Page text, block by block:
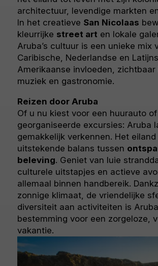
architectuur, levendige markten
In het creatieve San Nicolaas
kleurrijke street art en lokale
Aruba’s cultuur is een unieke mix
Caribische, Nederlandse en
Amerikaanse invloeden, zichtbaar
muziek en gastronomie.
Reizen door Aruba
Of u nu kiest voor een huurauto of
georganiseerde excursies: Aruba
gemakkelijk verkennen. Het
uitstekende balans tussen
beleving. Geniet van luie
culturele uitstapjes en actieve
allemaal binnen handbereik.
zonnige klimaat, de vriendelijke
diversiteit aan activiteiten is
bestemming voor een zorgeloze,
vakantie.